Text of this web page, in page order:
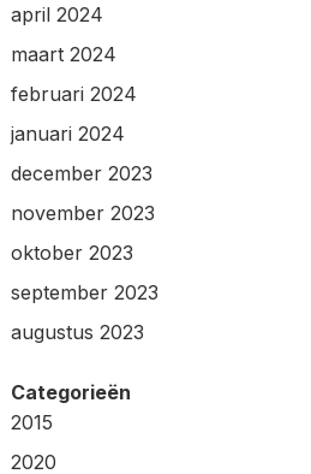
april 2024
maart 2024
februari 2024
januari 2024
december 2023
november 2023
oktober 2023
september 2023
augustus 2023
Categorieën
2015
2020